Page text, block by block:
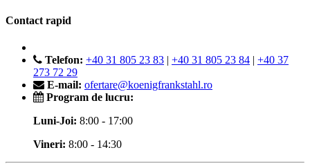
Contact rapid
Telefon: +40 31 805 23 83 | +40 31 805 23 84 | +40 37
273 72 29
E-mail: ofertare@koenigfrankstahl.ro
Program de lucru:
Luni-Joi: 8:00 - 17:00
Vineri: 8:00 - 14:30